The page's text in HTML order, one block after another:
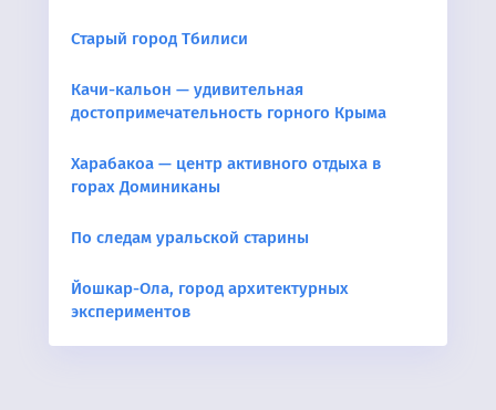
Старый город Тбилиси
Качи-кальон — удивительная
достопримечательность горного Крыма
Харабакоа — центр активного отдыха в
горах Доминиканы
По следам уральской старины
Йошкар-Ола, город архитектурных
экспериментов